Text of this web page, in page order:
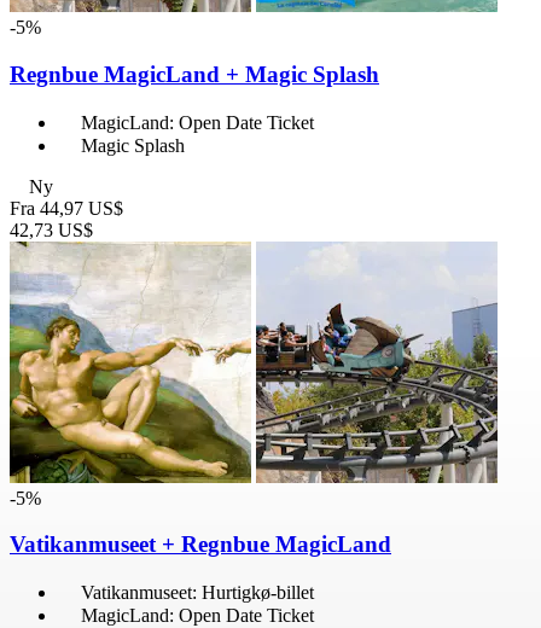
-5%
Regnbue MagicLand + Magic Splash
MagicLand: Open Date Ticket
Magic Splash
Ny
Fra 44,97 US$
42,73 US$
-5%
Vatikanmuseet + Regnbue MagicLand
Vatikanmuseet: Hurtigkø-billet
MagicLand: Open Date Ticket